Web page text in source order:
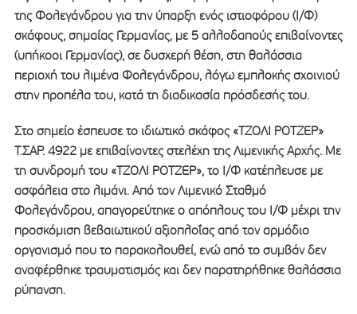
της Φολεγάνδρου για την ύπαρξη ενός ιστιοφόρου (Ι/Φ)
σκάφους, σημαίας Γερμανίας, με 5 αλλοδαπούς επιβαίνοντες
(υπήκοοι Γερμανίας), σε δυσχερή θέση, στη θαλάσσια
περιοχή του λιμένα Φολεγάνδρου, λόγω εμπλοκής σχοινιού
στην προπέλα του, κατά τη διαδικασία πρόσδεσής του.
Στο σημείο έσπευσε το ιδιωτικό σκάφος «ΤΖΟΛΙ ΡΟΤΖΕΡ»
Τ.ΣΑΡ. 4922 με επιβαίνοντες στελέχη της Λιμενικής Αρχής. Με
τη συνδρομή του «ΤΖΟΛΙ ΡΟΤΖΕΡ», το Ι/Φ κατέπλευσε με
ασφάλεια στο λιμάνι. Από τον Λιμενικό Σταθμό
Φολεγάνδρου, απαγορεύτηκε ο απόπλους του Ι/Φ μέχρι την
προσκόμιση βεβαιωτικού αξιοπλοΐας από τον αρμόδιο
οργανισμό που το παρακολουθεί, ενώ από το συμβάν δεν
αναφέρθηκε τραυματισμός και δεν παρατηρήθηκε θαλάσσια
ρύπανση.